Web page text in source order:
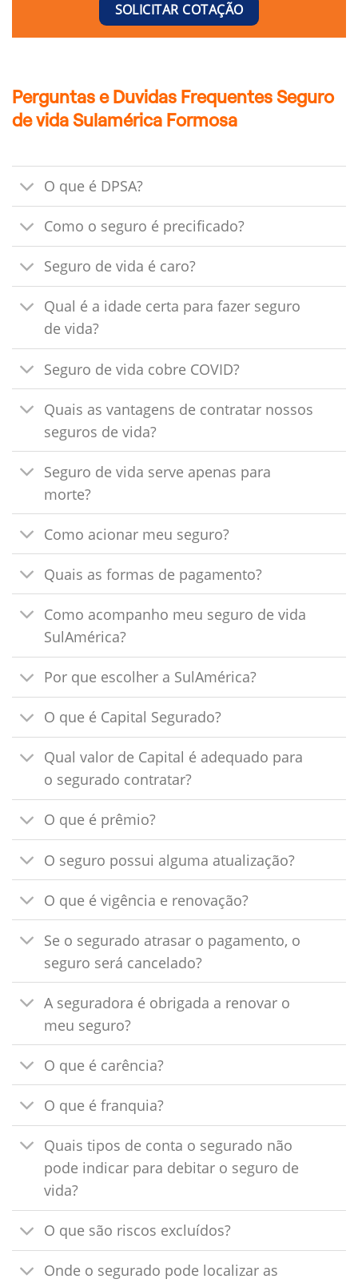
SOLICITAR COTAÇÃO
Perguntas e Duvidas Frequentes Seguro
de vida Sulamérica Formosa
O que é DPSA?
Como o seguro é precificado?
Seguro de vida é caro?
Qual é a idade certa para fazer seguro
de vida?
Seguro de vida cobre COVID?
Quais as vantagens de contratar nossos
seguros de vida?
Seguro de vida serve apenas para
morte?
Como acionar meu seguro?
Quais as formas de pagamento?
Como acompanho meu seguro de vida
SulAmérica?
Por que escolher a SulAmérica?
O que é Capital Segurado?
Qual valor de Capital é adequado para
o segurado contratar?
O que é prêmio?
O seguro possui alguma atualização?
O que é vigência e renovação?
Se o segurado atrasar o pagamento, o
seguro será cancelado?
A seguradora é obrigada a renovar o
meu seguro?
O que é carência?
O que é franquia?
Quais tipos de conta o segurado não
pode indicar para debitar o seguro de
vida?
O que são riscos excluídos?
Onde o segurado pode localizar as